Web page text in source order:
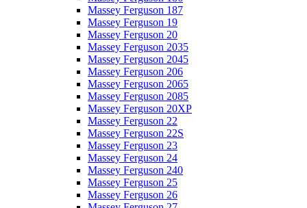
Massey Ferguson 187
Massey Ferguson 19
Massey Ferguson 20
Massey Ferguson 2035
Massey Ferguson 2045
Massey Ferguson 206
Massey Ferguson 2065
Massey Ferguson 2085
Massey Ferguson 20XP
Massey Ferguson 22
Massey Ferguson 22S
Massey Ferguson 23
Massey Ferguson 24
Massey Ferguson 240
Massey Ferguson 25
Massey Ferguson 26